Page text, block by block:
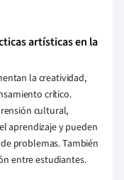
artísticas en la
la creatividad,
crítico.
cultural,
aprendizaje y pueden
problemas. También
entre estudiantes.